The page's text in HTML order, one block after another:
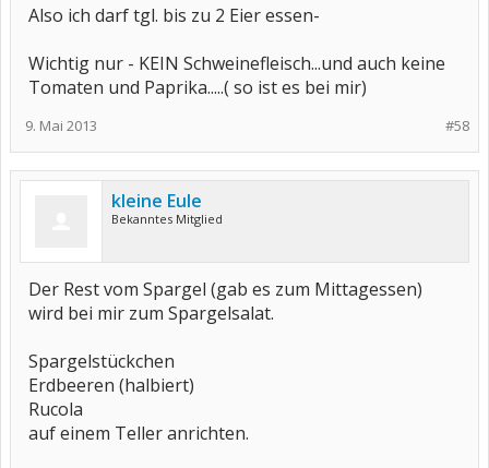
Also ich darf tgl. bis zu 2 Eier essen-
Wichtig nur - KEIN Schweinefleisch...und auch keine
Tomaten und Paprika.....( so ist es bei mir)
#58
9. Mai 2013
kleine Eule
Bekanntes Mitglied
Der Rest vom Spargel (gab es zum Mittagessen)
wird bei mir zum Spargelsalat.
Spargelstückchen
Erdbeeren (halbiert)
Rucola
auf einem Teller anrichten.